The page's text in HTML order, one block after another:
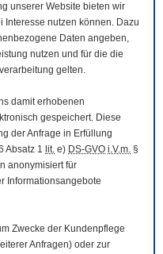
unserer Website bieten wir
nutzen können. Dazu
Daten angeben,
nutzen und für die die
gelten.
damit erhobenen
gespeichert. Diese
der Anfrage in Erfüllung
Absatz 1 lit. e) DS-GVO i.V.m. §
anonymisiert für
Informationsangebote
Zwecke der Kundenpflege
Anfragen) oder zur